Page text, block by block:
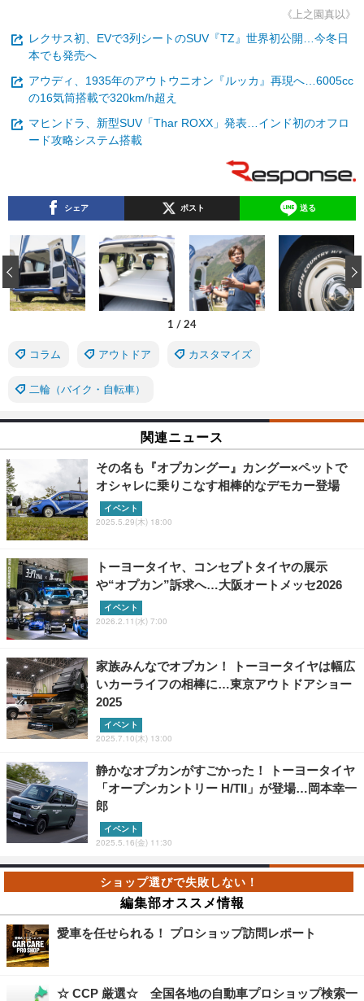
《上之園真以》
レクサス初、EVで3列シートのSUV『TZ』世界初公開…今冬日
本でも発売へ
アウディ、1935年のアウトウニオン『ルッカ』再現へ…6005cc
の16気筒搭載で320km/h超え
マヒンドラ、新型SUV「Thar ROXX」発表…インド初のオフロ
ード攻略システム搭載
シェア ポスト 送る
1 / 24
‹
コラム アウトドア カスタマイズ
二輪（バイク・自転車）
関連ニュース
その名も『オプカングー』カングー×ペットで
オシャレに乗りこなす相棒的なデモカー登場
イベント
2025.5.29(木) 18:00
トーヨータイヤ、コンセプトタイヤの展示
や“オプカン”訴求へ…大阪オートメッセ2026
イベント
2026.2.11(水) 7:00
家族みんなでオプカン！ トーヨータイヤは幅広
いカーライフの相棒に…東京アウトドアショー
2025
イベント
2025.7.10(木) 13:00
静かなオプカンがすごかった！ トーヨータイヤ
「オープンカントリー H/TII」が登場…岡本幸一
郎
イベント
2025.5.16(金) 11:30
編集部オススメ情報
愛車を任せられる！ プロショップ訪問レポート
☆ CCP 厳選☆ 全国各地の自動車プロショップ検索一